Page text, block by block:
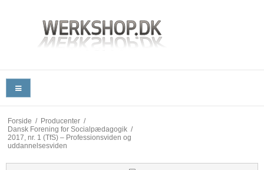
Forside / Producenter /
Dansk Forening for Socialpædagogik /
2017, nr. 1 (TfS) – Professionsviden og
uddannelsesviden